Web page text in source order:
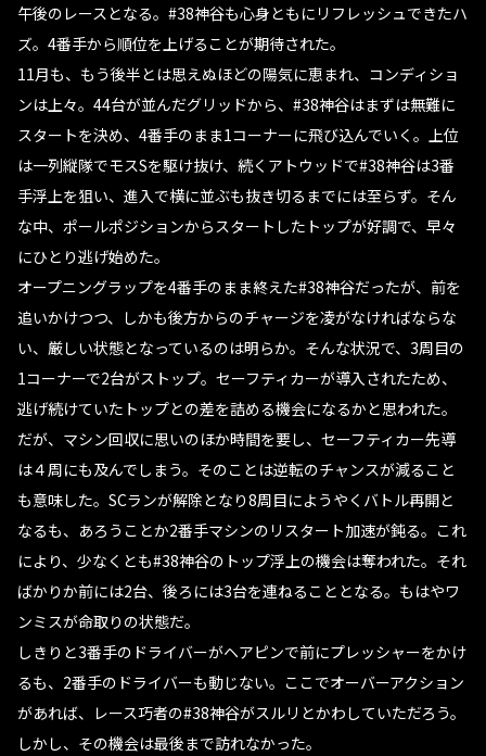
午後のレースとなる。#38神谷も心身ともにリフレッシュできたハ
ズ。4番手から順位を上げることが期待された。
11月も、もう後半とは思えぬほどの陽気に恵まれ、コンディショ
ンは上々。44台が並んだグリッドから、#38神谷はまずは無難に
スタートを決め、4番手のまま1コーナーに飛び込んでいく。上位
は一列縦隊でモスSを駆け抜け、続くアトウッドで#38神谷は3番
手浮上を狙い、進入で横に並ぶも抜き切るまでには至らず。そん
な中、ポールポジションからスタートしたトップが好調で、早々
にひとり逃げ始めた。
オープニングラップを4番手のまま終えた#38神谷だったが、前を
追いかけつつ、しかも後方からのチャージを凌がなければならな
い、厳しい状態となっているのは明らか。そんな状況で、3周目の
1コーナーで2台がストップ。セーフティカーが導入されたため、
逃げ続けていたトップとの差を詰める機会になるかと思われた。
だが、マシン回収に思いのほか時間を要し、セーフティカー先導
は４周にも及んでしまう。そのことは逆転のチャンスが減ること
も意味した。SCランが解除となり8周目にようやくバトル再開と
なるも、あろうことか2番手マシンのリスタート加速が鈍る。これ
により、少なくとも#38神谷のトップ浮上の機会は奪われた。それ
ばかりか前には2台、後ろには3台を連ねることとなる。もはやワ
ンミスが命取りの状態だ。
しきりと3番手のドライバーがヘアピンで前にプレッシャーをかけ
るも、2番手のドライバーも動じない。ここでオーバーアクション
があれば、レース巧者の#38神谷がスルリとかわしていただろう。
しかし、その機会は最後まで訪れなかった。